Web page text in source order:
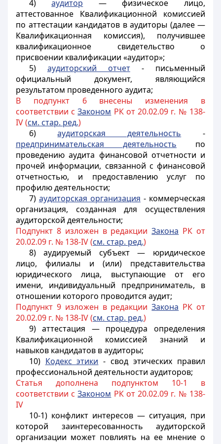
4)аудитор — физическое лицо,
аттестованное Квалификационной комиссией
по аттестации кандидатов в аудиторы (далее —
Квалификационная комиссия), получившее
квалификационное свидетельство о
присвоении квалификации «аудитор»;
5) аудиторский отчет- письменный
официальный документ, являющийся
результатом проведенного аудита;
В подпункт 6 внесены изменения в
соответствии сЗаконом РК от 20.02.09 г. № 138-
IV (см. стар. ред.)
6)аудиторская деятельность -
предпринимательская деятельность по
проведению аудита финансовой отчетности и
прочей информации, связанной с финансовой
отчетностью, и предоставлению услуг по
профилю деятельности;
7) аудиторская организация - коммерческая
организация, созданная для осуществления
аудиторской деятельности;
Подпункт 8 изложен в редакцииЗакона РК от
20.02.09 г. № 138-IV (см. стар. ред.)
8) аудируемый субъект — юридическое
лицо, филиалы и (или) представительства
юридического лица, выступающие от его
имени, индивидуальный предприниматель, в
отношении которого проводится аудит;
Подпункт 9 изложен в редакцииЗакона РК от
20.02.09 г. № 138-IV (см. стар. ред.)
9) аттестация — процедура определения
Квалификационной комиссией знаний и
навыков кандидатов в аудиторы;
10) Кодекс этики - свод этических правил
профессиональной деятельности аудиторов;
Статья дополнена подпунктом 10-1 в
соответствии сЗаконом РК от 20.02.09 г. № 138-
IV
10-1) конфликт интересов — ситуация, при
которой заинтересованность аудиторской
организации может повлиять на ее мнение о